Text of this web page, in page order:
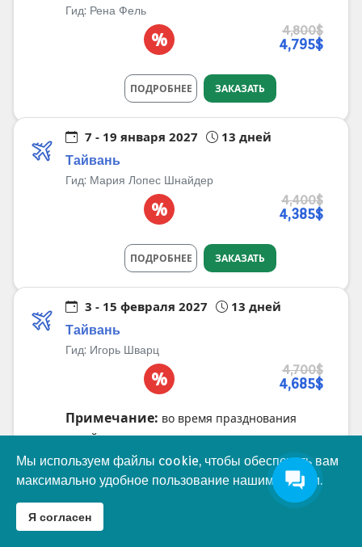
Гид: Рена Фель
% 4,800$
4,795$
ПОДРОБНЕЕ ЗАКАЗАТЬ
7 - 19 января 2027 13 дней
Тайвань
Гид: Мария Лопес Шнайдер
% 4,400$
4,385$
ПОДРОБНЕЕ ЗАКАЗАТЬ
3 - 15 февраля 2027 13 дней
Тайвань
Гид: Игорь Шварц
% 4,700$
4,685$
Примечание: во время празднования
китайского нового года
ПОДРОБНЕЕ ЗАКАЗАТЬ
Мы используем файлы cookie, чтобы обеспечить вам
максимально удобное пользование нашим сайтом.
Я согласен
Мы используем файлы cookie, чтобы обеспечить вам
максимально удобное пользование нашим сайтом.
Я согласен